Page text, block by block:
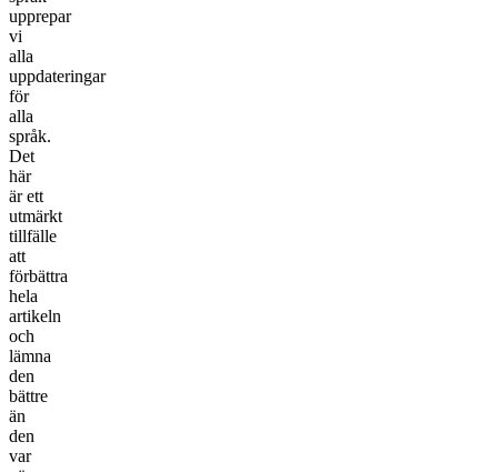
upprepar
vi
alla
uppdateringar
för
alla
språk.
Det
här
är ett
utmärkt
tillfälle
att
förbättra
hela
artikeln
och
lämna
den
bättre
än
den
var